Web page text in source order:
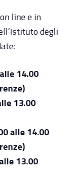
line e in
degli
14.00
13.00
alle 14.00
13.00